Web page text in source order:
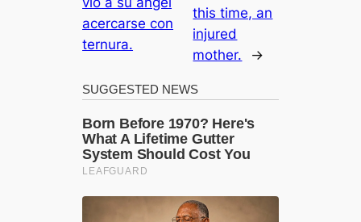
acercarse con
ternura.
this time, an
injured
mother.
→